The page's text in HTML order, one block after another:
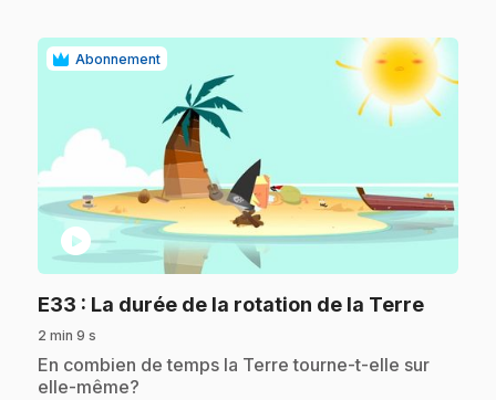
Abonnement
play_circle
E33 : La durée de la rotation de la Terre.
2 min 9 s
.En combien de temps la Terre tourne-t-elle sur
elle-même?